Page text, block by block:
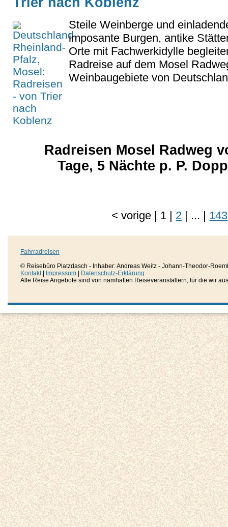
Steile Weinberge und
imposante Burgen, antike
Orte mit Fachwerkidylle
Radreise auf dem Mosel
Weinbaugebiete von
Radreisen Mosel Radweg
Tage, 5 Nächte p. P.
<vorige | 1 | 2 | ... | 143
Fahrradreisen
© Reisebüro Platzdasch - Inhaber: Andreas Weitz - Johann-Theodor-
Kontakt| Impressum
Datenschutz-Erklärung
Alle Reise Angebote sind von namhaften Reiseveranstaltern, für die wir